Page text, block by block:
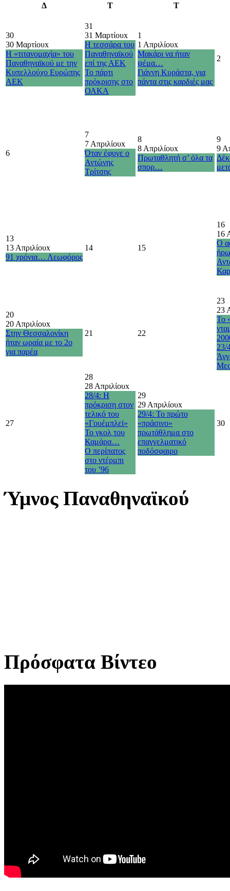
Δ Τ Τ
30
30 Μαρτίουx
Η «τιτανομαχία» του
Παναθηναϊκού με την
Κυπελλούχο Ευρώπης
ΑΕΚ
31
31 Μαρτίουx
Η τεσσάρα του
Παναθηναϊκού
επί της ΑΕΚ
Το πάρτι
πρόκρισης στο
ΟΑΚΑ
1
1 Απριλίουx
Μακάρι να ήταν
ψέμα…
Γιάννη Κυράστα, για
πάντα στις καρδιές μας
2
6
7
7 Απριλίουx
Όταν έφυγε ο
Αντώνης
Τρίτσης
8
8 Απριλίουx
Πρωταθλητή σ’ όλα τα
σπορ…
9
9
13
13 Απριλίουx
91 χρόνια… Λεωφόρος
14 15
16
16
Ο
20
20 Απριλίουx
Στην Θεσσαλονίκη
ήταν ωραία με το 2ο
για παρέα
21 22
23
23
Το
23/
27
28
28 Απριλίουx
28/4: Η
πρόκριση στον
τελικό του
«Γουέμπλεϊ»
Το γκολ του
Καμάρα…
O περίπατος
στο ντέρμπι
του ’96
29
29 Απριλίουx
29/4: Το πρώτο
«πράσινο»
πρωτάθλημα στο
επαγγελματικό
ποδόσφαιρο
30
Ύμνος Παναθηναϊκού
Πρόσφατα Βίντεο